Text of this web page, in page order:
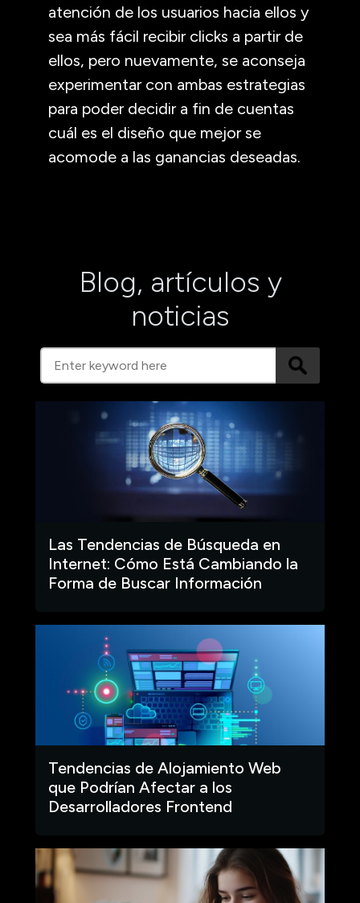
atención de los usuarios hacia ellos y
sea más fácil recibir clicks a partir de
ellos, pero nuevamente, se aconseja
experimentar con ambas estrategias
para poder decidir a fin de cuentas
cuál es el diseño que mejor se
acomode a las ganancias deseadas.
Blog, artículos y
noticias
Las Tendencias de Búsqueda en
Internet: Cómo Está Cambiando la
Forma de Buscar Información
Tendencias de Alojamiento Web
que Podrían Afectar a los
Desarrolladores Frontend